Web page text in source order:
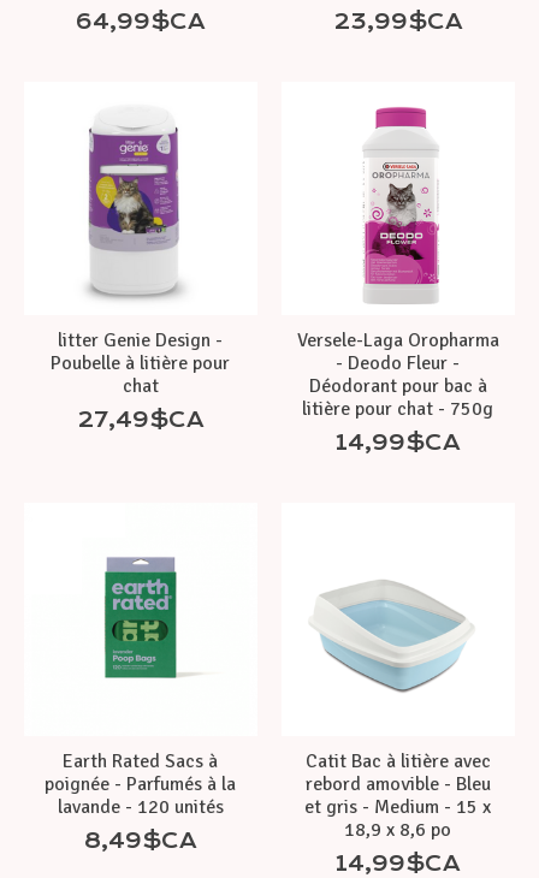
64,99$CA
23,99$CA
litter Genie Design -
Poubelle à litière pour
chat
27,49$CA
Versele-Laga Oropharma
- Deodo Fleur -
Déodorant pour bac à
litière pour chat - 750g
14,99$CA
Earth Rated Sacs à
poignée - Parfumés à la
lavande - 120 unités
8,49$CA
Catit Bac à litière avec
rebord amovible - Bleu
et gris - Medium - 15 x
18,9 x 8,6 po
14,99$CA